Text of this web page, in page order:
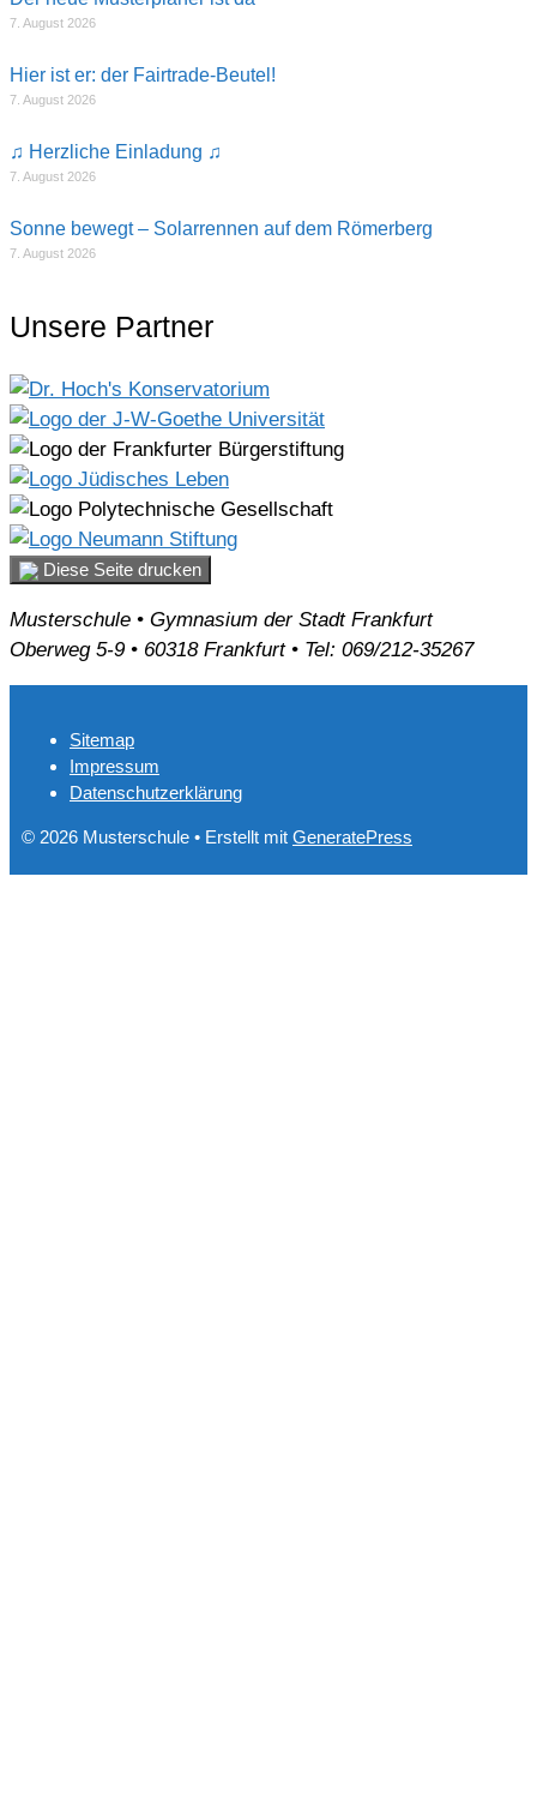
7. August 2026
Hier ist er: der Fairtrade-Beutel!
7. August 2026
♫ Herzliche Einladung ♫
7. August 2026
Sonne bewegt – Solarrennen auf dem Römerberg
7. August 2026
Unsere Partner
Diese Seite drucken
Musterschule • Gymnasium der Stadt Frankfurt
Oberweg 5-9 • 60318 Frankfurt • Tel: 069/212-35267
Sitemap
Impressum
Datenschutzerklärung
© 2026 Musterschule • Erstellt mit GeneratePress